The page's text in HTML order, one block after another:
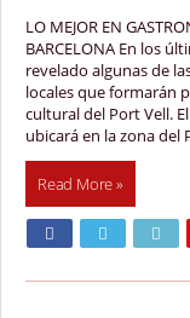
LO MEJOR EN
BARCELONA En los
revelado algunas de
locales que formarán
cultural del Port Vell.
ubicará en la zona
Read More »